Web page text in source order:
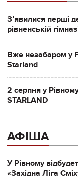
Зʼявилися перші
рівненській
Вже незабаром у
Starland
2 серпня у
STARLAND
АФІША
У Рівному
«Західна Ліга